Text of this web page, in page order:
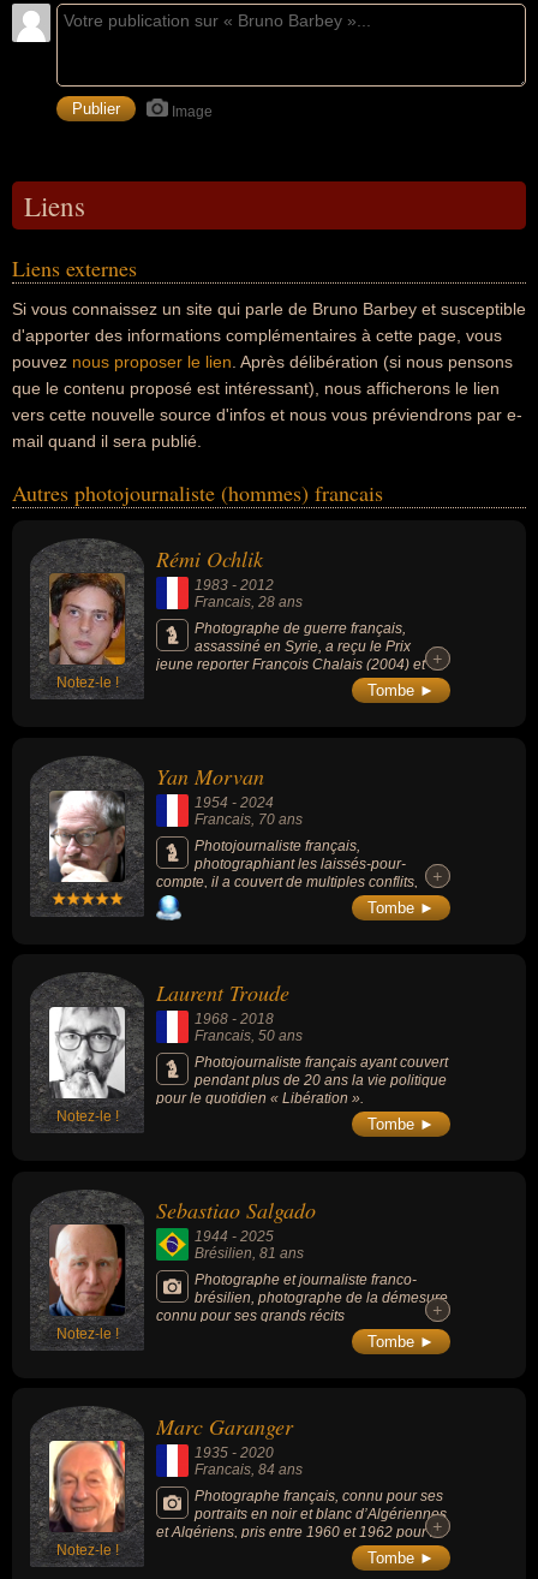
Image
Liens
Liens externes
Si vous connaissez un site qui parle de Bruno Barbey et susceptible
d'apporter des informations complémentaires à cette page, vous
pouvez nous proposer le lien . Après délibération (si nous pensons
que le contenu proposé est intéressant), nous afficherons le lien
vers cette nouvelle source d'infos et nous vous préviendrons par e-
mail quand il sera publié.
Autres photojournaliste (hommes) francais
Notez-le !
Rémi Ochlik
1983 - 2012
Francais, 28 ans
Photographe de guerre français,
assassiné en Syrie, a reçu le Prix
jeune reporter François Chalais (2004) et +
+
Tombe ►
Yan Morvan
1954 - 2024
Francais , 70 ans
Photojournaliste français,
photographiant les laissés-pour-
compte, il a couvert de multiples conflits,
infiltré des gangs ou le monde du sexe,
connu Guy Georges... et fut récompensé par
+
+
Tombe ►
Notez-le !
Laurent Troude
1968 - 2018
Francais, 50 ans
Photojournaliste français ayant couvert
pendant plus de 20 ans la vie politique
pour le quotidien « Libération ».
Tombe ►
Notez-le !
Sebastiao Salgado
1944 - 2025
Brésilien , 81 ans
Photographe et journaliste franco-
brésilien, photographe de la démesure
connu pour ses grands récits
photographiques en noir et blanc, il était l’un
des derniers héritiers de la photographie
+
+
Tombe ►
Notez-le !
Marc Garanger
1935 - 2020
Francais, 84 ans
Photographe français, connu pour ses
portraits en noir et blanc d’Algériennes
et Algériens, pris entre 1960 et 1962 pour le
compte de l’Armée française, et pour
lesquelles il reçoit le prix Niépce en 1966. Il
+
+
Tombe ►